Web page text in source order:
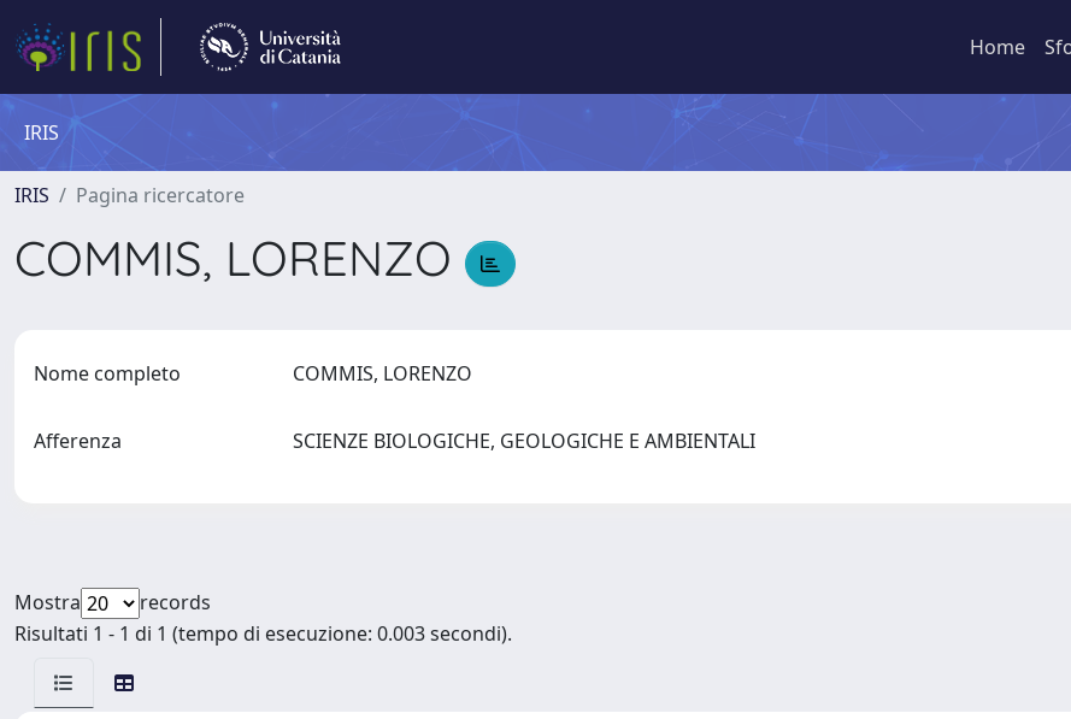
Home
IRIS
IRIS Pagina ricercatore
COMMIS, LORENZO
Nome completo COMMIS, LORENZO
Afferenza SCIENZE BIOLOGICHE, GEOLOGICHE E AMBIENTALI
Mostra
records
Risultati 1 - 1 di 1 (tempo di esecuzione: 0.003 secondi).